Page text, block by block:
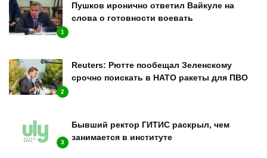
1
Пушков иронично ответил Вайкуле на
слова о готовности воевать
2
Reuters: Рютте пообещал Зеленскому
срочно поискать в НАТО ракеты для ПВО
3
Бывший ректор ГИТИС раскрыл, чем
занимается в институте